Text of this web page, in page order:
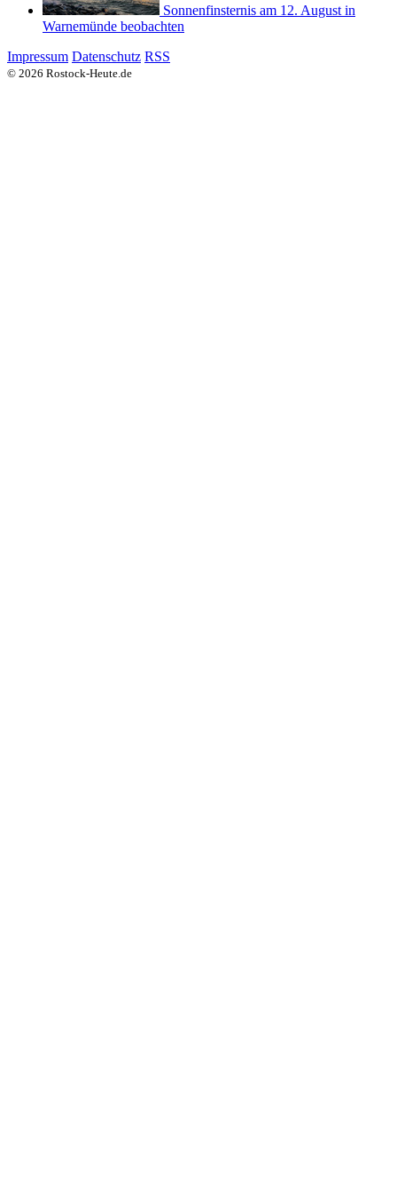
Sonnenfinsternis am 12. August in
Warnemünde beobachten
Impressum Datenschutz RSS
© 2026 Rostock-Heute.de